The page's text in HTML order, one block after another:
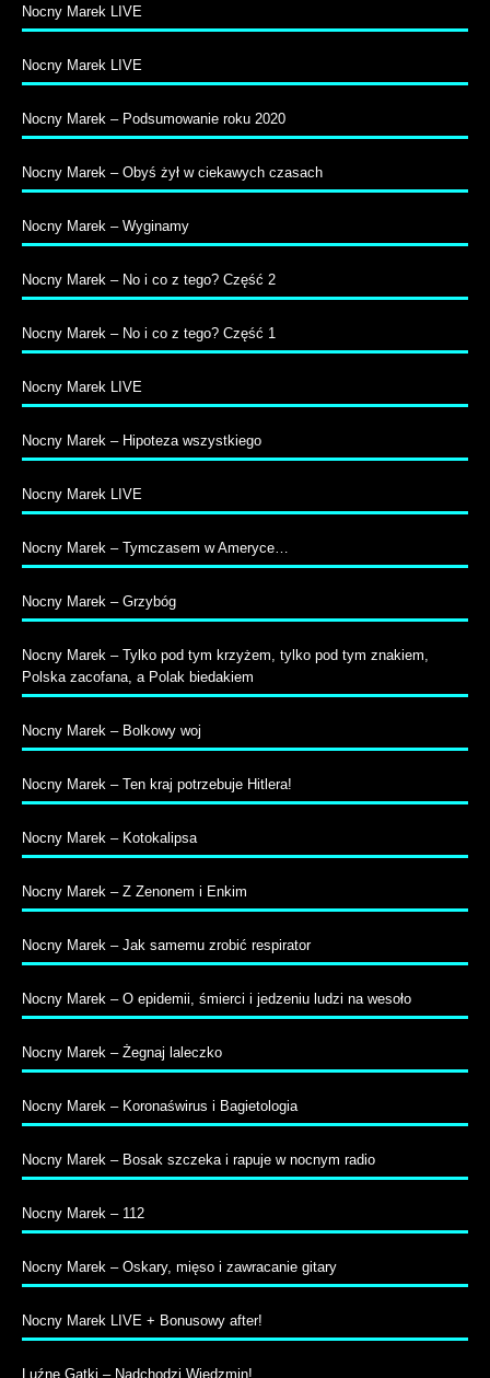
Nocny Marek LIVE
Nocny Marek LIVE
Nocny Marek – Podsumowanie roku 2020
Nocny Marek – Obyś żył w ciekawych czasach
Nocny Marek – Wyginamy
Nocny Marek – No i co z tego? Część 2
Nocny Marek – No i co z tego? Część 1
Nocny Marek LIVE
Nocny Marek – Hipoteza wszystkiego
Nocny Marek LIVE
Nocny Marek – Tymczasem w Ameryce…
Nocny Marek – Grzybóg
Nocny Marek – Tylko pod tym krzyżem, tylko pod tym znakiem,
Polska zacofana, a Polak biedakiem
Nocny Marek – Bolkowy woj
Nocny Marek – Ten kraj potrzebuje Hitlera!
Nocny Marek – Kotokalipsa
Nocny Marek – Z Zenonem i Enkim
Nocny Marek – Jak samemu zrobić respirator
Nocny Marek – O epidemii, śmierci i jedzeniu ludzi na wesoło
Nocny Marek – Żegnaj laleczko
Nocny Marek – Koronaświrus i Bagietologia
Nocny Marek – Bosak szczeka i rapuje w nocnym radio
Nocny Marek – 112
Nocny Marek – Oskary, mięso i zawracanie gitary
Nocny Marek LIVE + Bonusowy after!
Luźne Gatki – Nadchodzi Wiedzmin!